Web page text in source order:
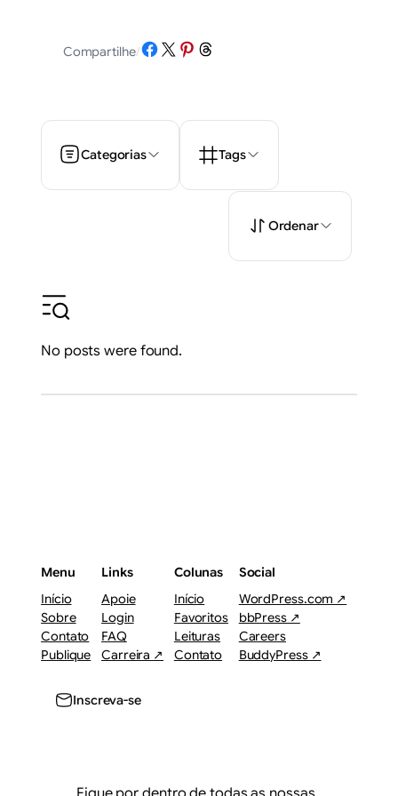
Compartilhe/Share on Facebook
Share on X Share on Pinterest
Share on Threads
Categorias Tags
Ordenar
No posts were found.
Menu
Início
Sobre
Contato
Publique
Links
Apoie
Login
FAQ
Carreira ↗
Colunas
Início
Favoritos
Leituras
Contato
Social
WordPress.com ↗
bbPress ↗
Careers
BuddyPress ↗
Inscreva-se